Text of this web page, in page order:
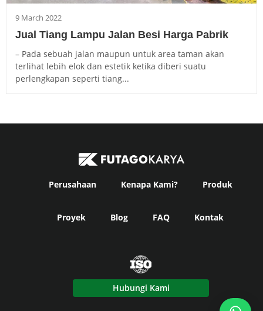
9 March 2022
Jual Tiang Lampu Jalan Besi Harga Pabrik
– Pada sebuah jalan maupun untuk area taman akan
terlihat lebih elok dan estetik ketika diberi suatu
perlengkapan seperti tiang...
Perusahaan Kenapa Kami? Produk
Proyek Blog FAQ Kontak
Hubungi Kami